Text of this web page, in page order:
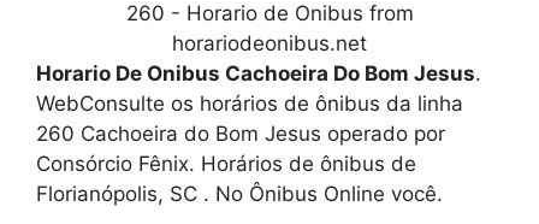
260 - Horario de Onibus from
horariodeonibus.net
Horario De Onibus Cachoeira Do Bom Jesus.
WebConsulte os horários de ônibus da linha
260 Cachoeira do Bom Jesus operado por
Consórcio Fênix. Horários de ônibus de
Florianópolis, SC . No Ônibus Online você.